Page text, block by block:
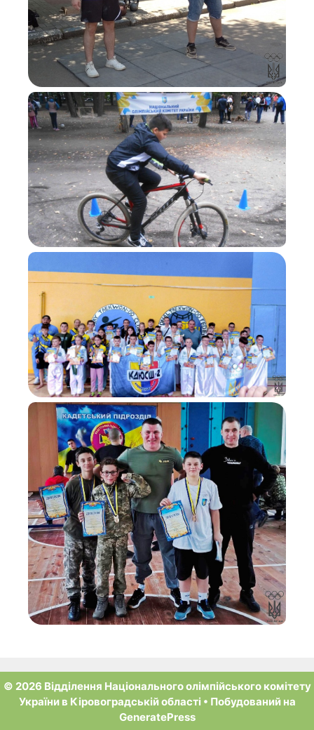
© 2026 Відділення Національного олімпійського комітету
України в Кіровоградській області• Побудований на
GeneratePress